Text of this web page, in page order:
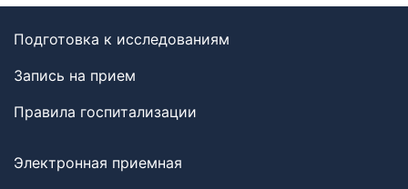
Подготовка к исследованиям
Запись на прием
Правила госпитализации
Электронная приемная